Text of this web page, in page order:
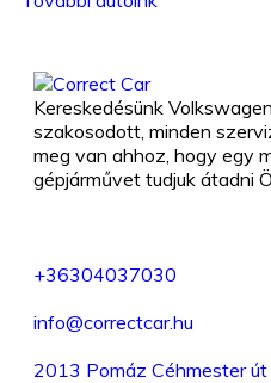
Kereskedésünk
szakosodott, minden
meg van ahhoz, hogy egy
gépjárművet tudjuk átadni
+36304037030
info@correctcar.hu
2013 Pomáz Céhmester út